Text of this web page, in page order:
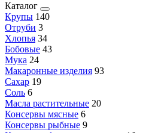
Каталог
Крупы 140
Отруби 3
Хлопья 34
Бобовые 43
Мука 24
Макаронные изделия 93
Сахар 19
Соль 6
Масла растительные 20
Консервы мясные 6
Консервы рыбные 9